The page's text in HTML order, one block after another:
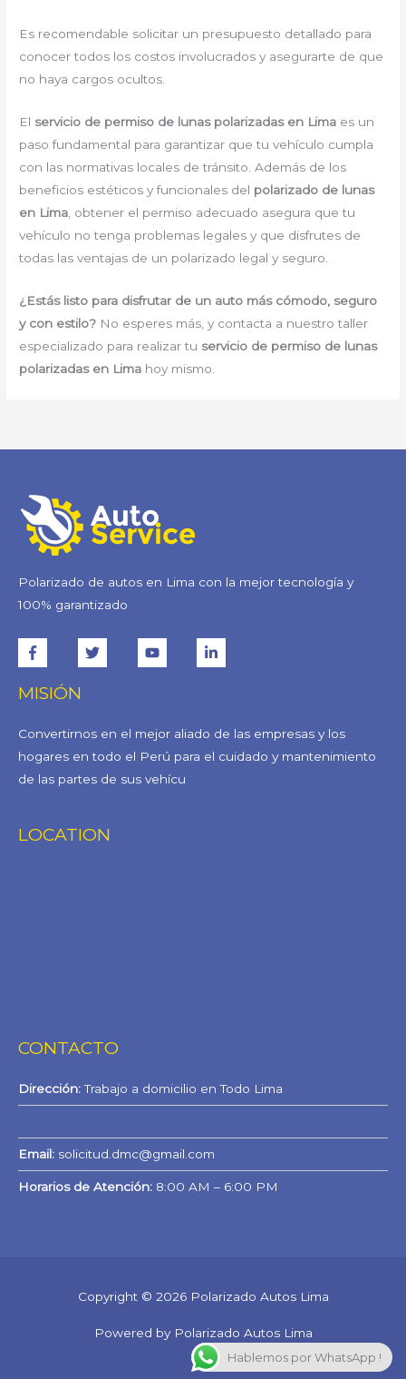
Es recomendable solicitar un presupuesto detallado para
conocer todos los costos involucrados y asegurarte de que
no haya cargos ocultos.
El servicio de permiso de lunas polarizadas en Lima es un
paso fundamental para garantizar que tu vehículo cumpla
con las normativas locales de tránsito. Además de los
beneficios estéticos y funcionales del polarizado de lunas
en Lima , obtener el permiso adecuado asegura que tu
vehículo no tenga problemas legales y que disfrutes de
todas las ventajas de un polarizado legal y seguro.
¿Estás listo para disfrutar de un auto más cómodo, seguro
y con estilo? No esperes más, y contacta a nuestro taller
especializado para realizar tu servicio de permiso de lunas
polarizadas en Lima hoy mismo.
Polarizado de autos en Lima con la mejor tecnología y
100% garantizado
MISIÓN
Convertirnos en el mejor aliado de las empresas y los
hogares en todo el Perú para el cuidado y mantenimiento
de las partes de sus vehícu
LOCATION
CONTACTO
Dirección:Trabajo a domicilio en Todo Lima
Email: solicitud.dmc@gmail.com
Horarios de Atención: 8:00 AM – 6:00 PM
Copyright © 2026 Polarizado Autos Lima
Powered by Polarizado Autos Lima
Hablemos por WhatsApp !